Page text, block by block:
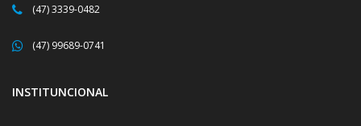
(47) 3339-0482
(47) 99689-0741
INSTITUNCIONAL